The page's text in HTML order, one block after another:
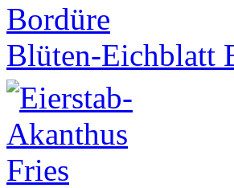
Blüten-Eichblatt